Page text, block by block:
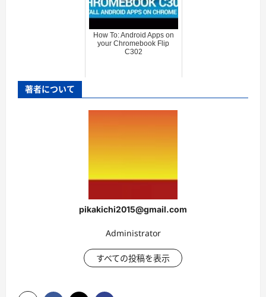
How To: Android Apps on
your Chromebook Flip
C302
著者について
pikakichi2015@gmail.com
Administrator
すべての投稿を表示